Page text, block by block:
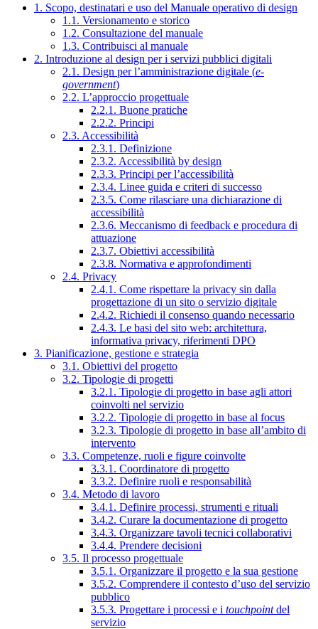
1. Scopo, destinatari e uso del Manuale operativo di design
1.1. Versionamento e storico
1.2. Consultazione del manuale
1.3. Contribuisci al manuale
2. Introduzione al design per i servizi pubblici digitali
2.1. Design per l’amministrazione digitale (e-
government)
2.2. L’approccio progettuale
2.2.1. Buone pratiche
2.2.2. Principi
2.3. Accessibilità
2.3.1. Definizione
2.3.2. Accessibilità by design
2.3.3. Principi per l’accessibilità
2.3.4. Linee guida e criteri di successo
2.3.5. Come rilasciare una dichiarazione di
accessibilità
2.3.6. Meccanismo di feedback e procedura di
attuazione
2.3.7. Obiettivi accessibilità
2.3.8. Normativa e approfondimenti
2.4. Privacy
2.4.1. Come rispettare la privacy sin dalla
progettazione di un sito o servizio digitale
2.4.2. Richiedi il consenso quando necessario
2.4.3. Le basi del sito web: architettura,
informativa privacy, riferimenti DPO
3. Pianificazione, gestione e strategia
3.1. Obiettivi del progetto
3.2. Tipologie di progetti
3.2.1. Tipologie di progetto in base agli attori
coinvolti nel servizio
3.2.2. Tipologie di progetto in base al focus
3.2.3. Tipologie di progetto in base all’ambito di
intervento
3.3. Competenze, ruoli e figure coinvolte
3.3.1. Coordinatore di progetto
3.3.2. Definire ruoli e responsabilità
3.4. Metodo di lavoro
3.4.1. Definire processi, strumenti e rituali
3.4.2. Curare la documentazione di progetto
3.4.3. Organizzare tavoli tecnici collaborativi
3.4.4. Prendere decisioni
3.5. Il processo progettuale
3.5.1. Organizzare il progetto e la sua gestione
3.5.2. Comprendere il contesto d’uso del servizio
pubblico
3.5.3. Progettare i processi e i touchpointdel
servizio